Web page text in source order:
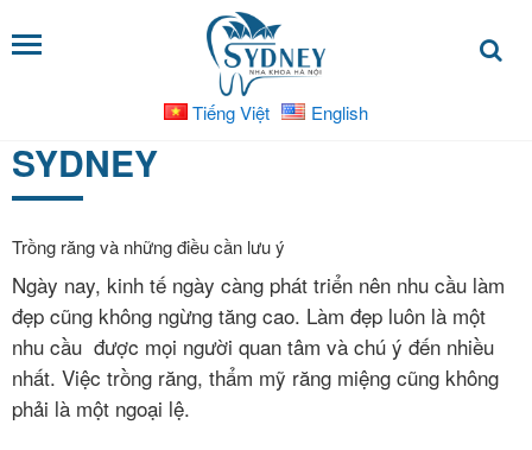
VỤ
răng
sứ
Nha
khoa
trẻ
em
Tiếng Việt English
SYDNEY
Trồng răng và những điều cần lưu ý
Ngày nay, kinh tế ngày càng phát triển nên nhu cầu làm
đẹp cũng không ngừng tăng cao. Làm đẹp luôn là một
nhu cầu được mọi người quan tâm và chú ý đến nhiều
nhất. Việc trồng răng, thẩm mỹ răng miệng cũng không
phải là một ngoại lệ.